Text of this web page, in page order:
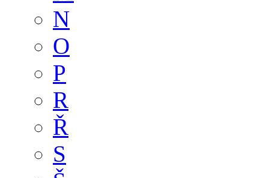
N
O
P
R
Ř
S